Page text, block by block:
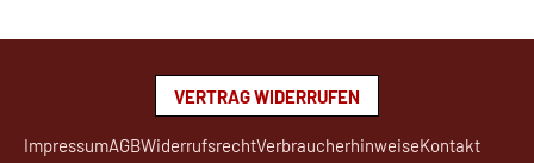
VERTRAG WIDERRUFEN
ImpressumAGBWiderrufsrechtVerbraucherhinweiseKontakt